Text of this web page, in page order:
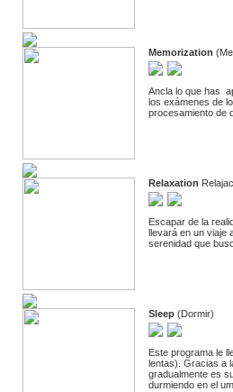
Memorization
Ancla lo que has
los exámenes de
procesamiento de
Relaxation
Escapar de la
llevará en un
serenidad que
Sleep (Dormir)
Este programa le
lentas). Gracias a
gradualmente es
durmiendo en el